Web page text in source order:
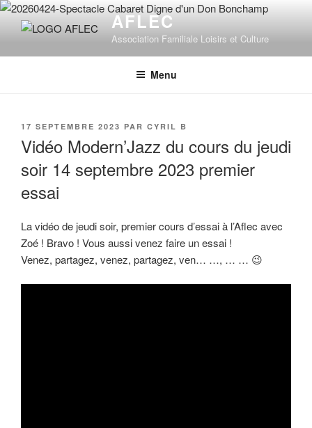
Aller
principal
AFLEC
Association Familiale Loisirs et Culture
Menu
PUBLIÉ
17 SEPTEMBRE 2023 PAR CYRIL B
Vidéo Modern’Jazz du cours du jeudi
soir 14 septembre 2023 premier
essai
La vidéo de jeudi soir, premier cours d’essai à l’Aflec avec
Zoé ! Bravo ! Vous aussi venez faire un essai !
Venez, partagez, venez, partagez, ven… …, … … 😉